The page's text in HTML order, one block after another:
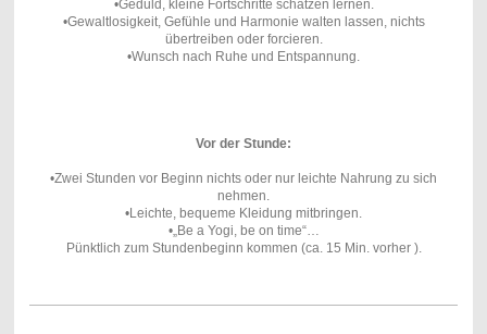
•Geduld, kleine Fortschritte schätzen lernen.
•Gewaltlosigkeit, Gefühle und Harmonie walten lassen, nichts
übertreiben oder forcieren.
•Wunsch nach Ruhe und Entspannung.
Vor der Stunde:
•Zwei Stunden vor Beginn nichts oder nur leichte Nahrung zu sich
nehmen.
•Leichte, bequeme Kleidung mitbringen.
•„Be a Yogi, be on time“…
Pünktlich zum Stundenbeginn kommen (ca. 15 Min. vorher ).